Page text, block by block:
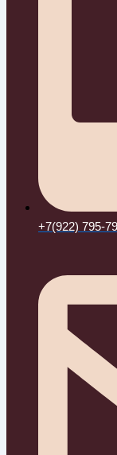
+7(922) 795-